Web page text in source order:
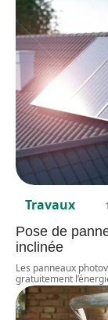
Travaux
Pose de
inclinée
Les panneaux
gratuitement